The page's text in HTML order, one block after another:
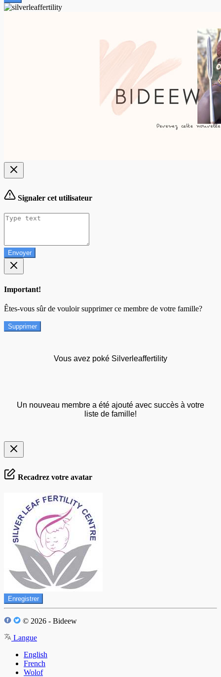
Signaler cet utilisateur
Envoyer
Important!
Êtes-vous sûr de vouloir supprimer ce membre de votre famille?
Supprimer
Vous avez poké Silverleaffertility
Un nouveau membre a été ajouté avec succès à votre
liste de famille!
Recadrez votre avatar
Enregistrer
© 2026 - Bideew
Langue
English
French
Wolof